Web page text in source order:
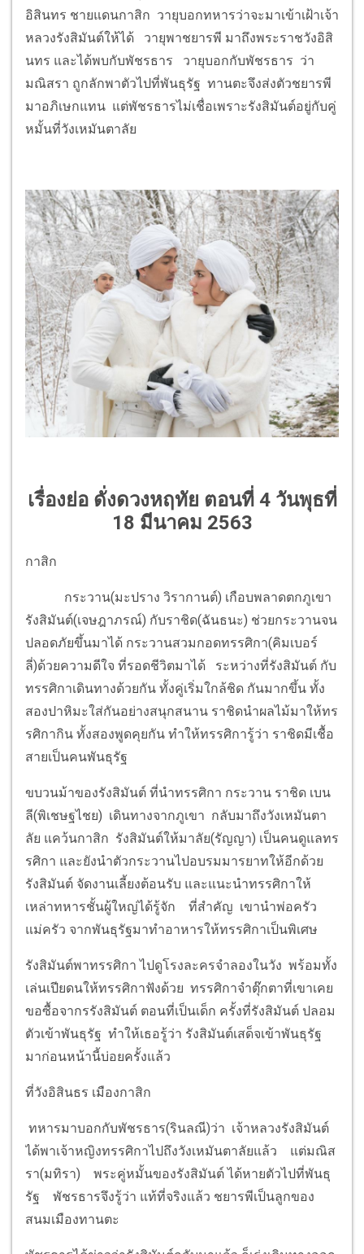
อิสินทร ชายแดนกาสิก วายุบอกทหารว่าจะมาเข้าเฝ้าเจ้า
หลวงรังสิมันต์ให้ได้ วายุพาชยารพี มาถึงพระราชวังอิสิ
นทร และได้พบกับพัชรธาร วายุบอกกับพัชรธาร ว่า
มณิสรา ถูกลักพาตัวไปที่พันธุรัฐ ทานตะจึงส่งตัวชยารพี
มาอภิเษกแทน แต่พัชรธารไม่เชื่อเพราะรังสิมันต์อยู่กับคู่
หมั้นที่วังเหมันตาลัย
เรื่องย่อ ดั่งดวงหฤทัย ตอนที่ 4 วันพุธที่
18 มีนาคม 2563
กาสิก
กระวาน(มะปราง วิรากานต์) เกือบพลาดตกภูเขา
รังสิมันต์(เจษฎาภรณ์) กับราชิด(ฉันธนะ) ช่วยกระวานจน
ปลอดภัยขึ้นมาได้ กระวานสวมกอดทรรศิกา(คิมเบอร์
ลี่)ด้วยความดีใจ ที่รอดชีวิตมาได้ ระหว่างที่รังสิมันต์ กับ
ทรรศิกาเดินทางด้วยกัน ทั้งคู่เริ่มใกล้ชิด กันมากขึ้น ทั้ง
สองปาหิมะใส่กันอย่างสนุกสนาน ราชิดนำผลไม้มาให้ทร
รศิกากิน ทั้งสองพูดคุยกัน ทำให้ทรรศิการู้ว่า ราชิดมีเชื้อ
สายเป็นคนพันธุรัฐ
ขบวนม้าของรังสิมันต์ ที่นำทรรศิกา กระวาน ราชิด เบน
ลี(พิเชษฐไชย) เดินทางจากภูเขา กลับมาถึงวังเหมันตา
ลัย แคว้นกาสิก รังสิมันต์ให้มาลัย(รัญญา) เป็นคนดูแลทร
รศิกา และยังนำตัวกระวานไปอบรมมารยาทให้อีกด้วย
รังสิมันต์ จัดงานเลี้ยงต้อนรับ และแนะนำทรรศิกาให้
เหล่าทหารชั้นผู้ใหญ่ได้รู้จัก ที่สำคัญ เขานำพ่อครัว
แม่ครัว จากพันธุรัฐมาทำอาหารให้ทรรศิกาเป็นพิเศษ
รังสิมันต์พาทรรศิกา ไปดูโรงละครจำลองในวัง พร้อมทั้ง
เล่นเปียดนให้ทรรศิกาฟังด้วย ทรรศิกาจำตุ๊กตาที่เขาเคย
ขอซื้อจากรรังสิมันต์ ตอนที่เป็นเด็ก ครั้งที่รังสิมันต์ ปลอม
ตัวเข้าพันธุรัฐ ทำให้เธอรู้ว่า รังสิมันต์เสด็จเข้าพันธุรัฐ
มาก่อนหน้านี้บ่อยครั้งแล้ว
ที่วังอิสินธร เมืองกาสิก
ทหารมาบอกกับพัชรธาร(รินลณี)ว่า เจ้าหลวงรังสิมันต์
ได้พาเจ้าหญิงทรรศิกาไปถึงวังเหมันตาลัยแล้ว แต่มณิส
รา(มทิรา) พระคู่หมั้นของรังสิมันต์ ได้หายตัวไปที่พันธุ
รัฐ พัชรธารจึงรู้ว่า แท้ที่จริงแล้ว ชยารพีเป็นลูกของ
สนมเมืองทานตะ